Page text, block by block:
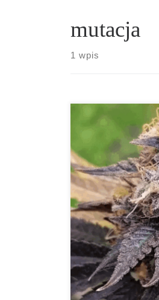
mutacja
1 wpis
Mutacja to
(genotypu) lub RNA
to polimery
zmiany te dotyczą
miliardów